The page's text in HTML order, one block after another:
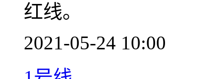
调整，片区城镇住宅
积增加25.79公顷，严
红线。